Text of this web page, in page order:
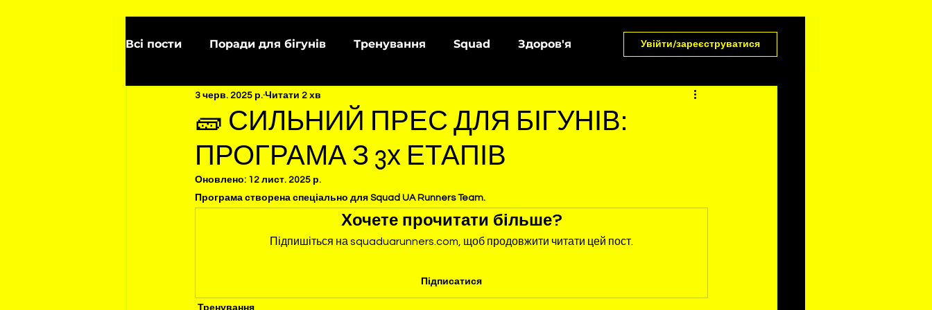
Всі пости Поради для бігунів Тренування Squad Здоров'я
Харчування Забіг
Увійти/зареєструватися
🧱 СИЛЬНИЙ ПРЕС ДЛЯ БІГУНІВ:
ПРОГРАМА З 3х ЕТАПІВ
3 черв. 2025 р. Читати 2 хв
Оновлено: 12 лист. 2025 р.
Програма створена спеціально для Squad UA Runners Team.
Хочете прочитати більше?
Підпишіться на squaduarunners.com, щоб продовжити читати цей пост.
Підписатися
Тренування